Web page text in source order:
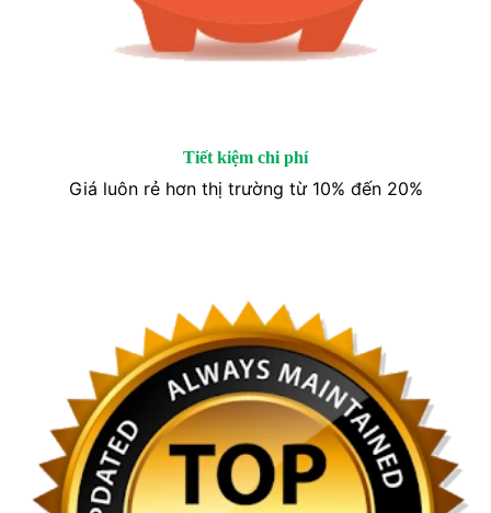
Tiết kiệm chi phí
Giá luôn rẻ hơn thị trường từ 10% đến 20%